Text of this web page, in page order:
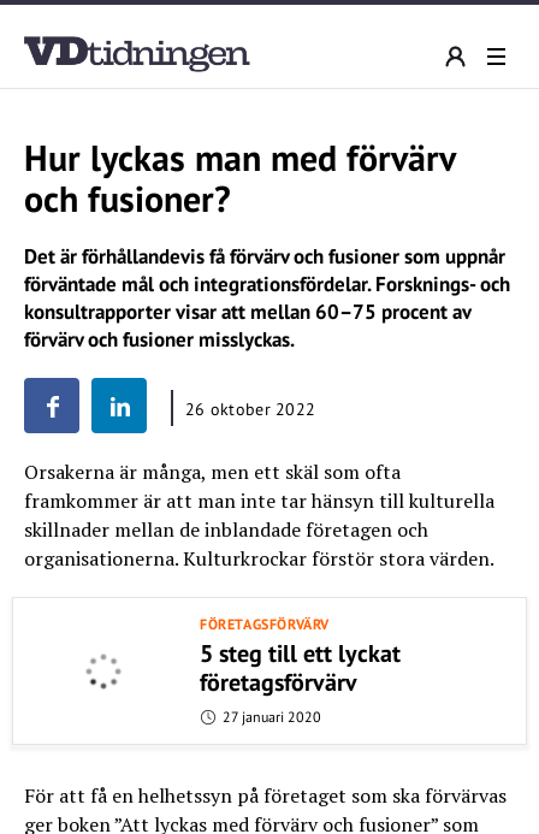
Hur lyckas man med förvärv
och fusioner?
Det är förhållandevis få förvärv och fusioner som uppnår
förväntade mål och integrationsfördelar. Forsknings- och
konsultrapporter visar att mellan 60–75 procent av
förvärv och fusioner misslyckas.
26 oktober 2022
Orsakerna är många, men ett skäl som ofta
framkommer är att man inte tar hänsyn till kulturella
skillnader mellan de inblandade företagen och
organisationerna. Kulturkrockar förstör stora värden.
FÖRETAGSFÖRVÄRV
5 steg till ett lyckat
företagsförvärv
27 januari 2020
För att få en helhetssyn på företaget som ska förvärvas
ger boken ”Att lyckas med förvärv och fusioner” som